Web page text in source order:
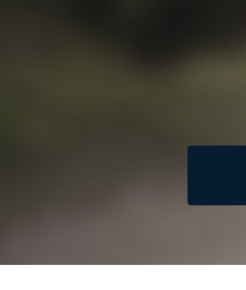
個人情報保護管理者:
個人
人情報